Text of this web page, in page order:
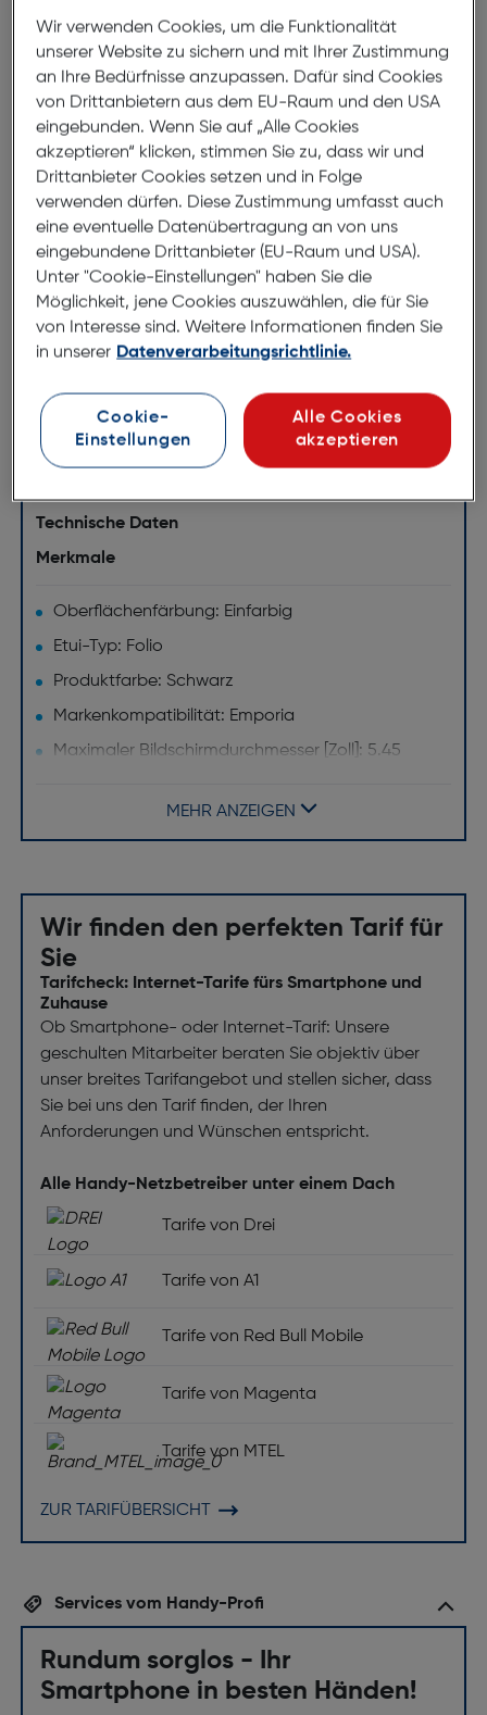
Emporia Smartcover
E6LT/E7LT/E7m/ME7
ArtNr.: 180012831
Emporia Smartcover
Unser SmartCover bietet verlässlichen Schutz in
eleganter Form, passgenau auf Ihr Gerät
zugeschnitten. Dank präziser Passform und
hochwertigem Material bleibt dein Display jederzeit
geschützt, während das elegante Design auffällt.
Einfach aufzulegen, bequem zu nutzen und
langlebig – ideal für Alltag, Arbeit und unterwegs.
Einstellbare Schnellauswahl für die wichtigsten
Kontakte und Funktionen (z. B. Taschenlampe,
Kamera, Telefonbuch etc.)
Komfortable Anwendung, angenehme Haptik
Technische Daten
Merkmale
Oberflächenfärbung: Einfarbig
Etui-Typ: Folio
Produktfarbe: Schwarz
Markenkompatibilität: Emporia
Maximaler Bildschirmdurchmesser [Zoll]: 5.45
MEHR ANZEIGEN
Wir finden den perfekten Tarif für
Sie
Tarifcheck: Internet-Tarife fürs Smartphone und
Zuhause
Ob Smartphone- oder Internet-Tarif: Unsere
geschulten Mitarbeiter beraten Sie objektiv über
unser breites Tarifangebot und stellen sicher, dass
Sie bei uns den Tarif finden, der Ihren
Anforderungen und Wünschen entspricht.
Alle Handy-Netzbetreiber unter einem Dach
Tarife von Drei
Tarife von A1
Tarife von Red Bull Mobile
Tarife von Magenta
Tarife von MTEL
ZUR TARIFÜBERSICHT
Services vom Handy-Profi
Rundum sorglos - Ihr
Smartphone in besten Händen!
Wir verwenden Cookies, um die Funktionalität
unserer Website zu sichern und mit Ihrer Zustimmung
an Ihre Bedürfnisse anzupassen. Dafür sind Cookies
von Drittanbietern aus dem EU-Raum und den USA
eingebunden. Wenn Sie auf „Alle Cookies
akzeptieren“ klicken, stimmen Sie zu, dass wir und
Drittanbieter Cookies setzen und in Folge
verwenden dürfen. Diese Zustimmung umfasst auch
eine eventuelle Datenübertragung an von uns
eingebundene Drittanbieter (EU-Raum und USA).
Unter "Cookie-Einstellungen" haben Sie die
Möglichkeit, jene Cookies auszuwählen, die für Sie
von Interesse sind. Weitere Informationen finden Sie
in unserer Datenverarbeitungsrichtlinie.
Cookie-
Einstellungen
Alle Cookies
akzeptieren